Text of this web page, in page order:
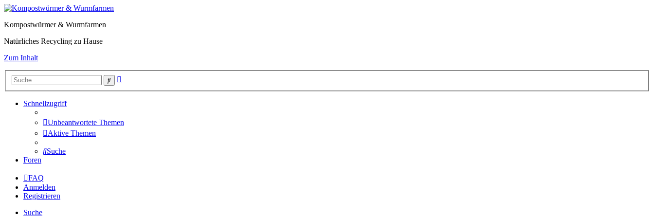
Kompostwürmer & Wurmfarmen
Natürliches Recycling zu Hause
Zum Inhalt
Suche
Schnellzugriff
Unbeantwortete Themen
Aktive Themen
Suche
Foren
FAQ
Anmelden
Registrieren
Suche